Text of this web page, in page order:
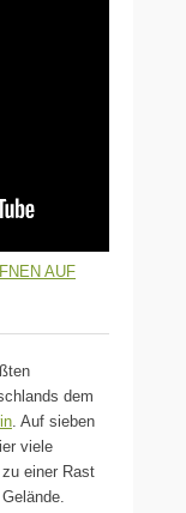
AUF
dem
. Auf sieben
viele
einer Rast